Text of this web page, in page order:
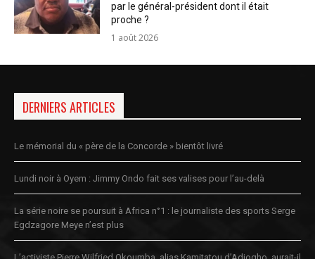
par le général-président dont il était
proche ?
1 août 2026
DERNIERS ARTICLES
Le mémorial du « père de la Concorde » bientôt livré
Lundi noir à Oyem : Jimmy Ondo fait ses valises pour l’au-delà
La série noire se poursuit à Africa n°1 : le journaliste des sports Serge
Egdzagore Meye n’est plus